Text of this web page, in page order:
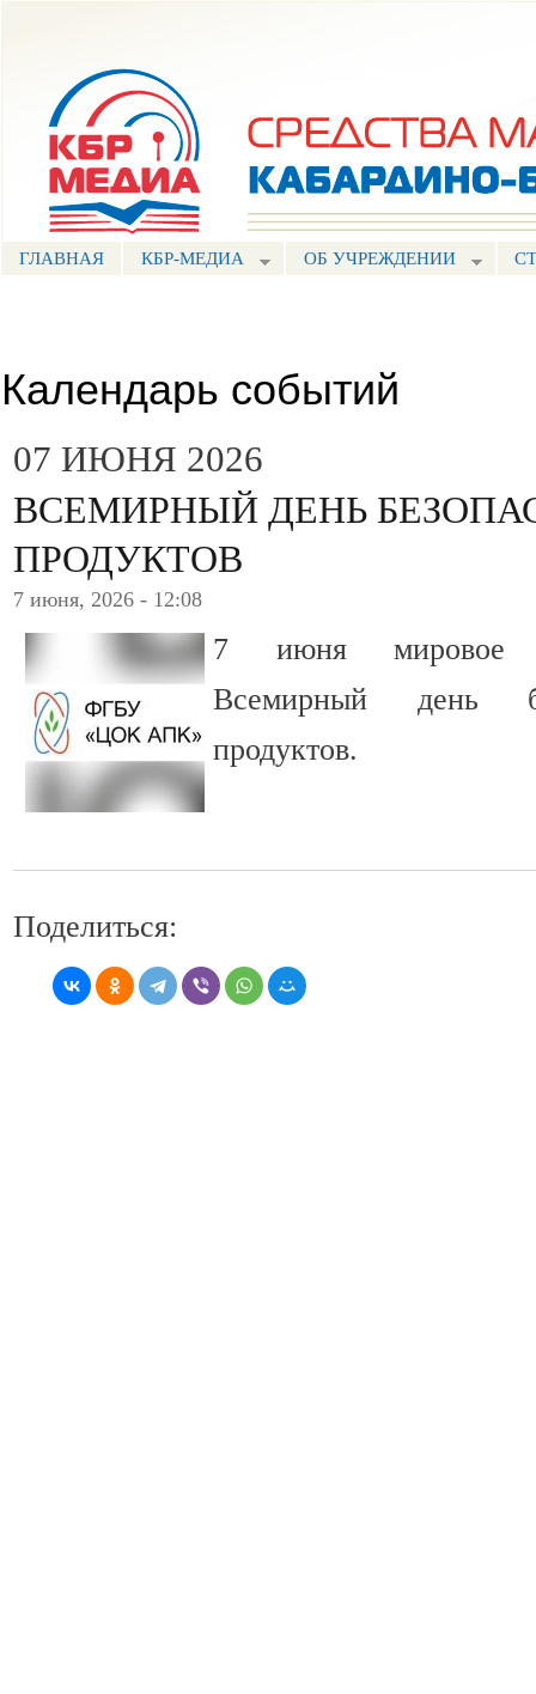
ГЛАВНАЯ КБР-МЕДИА ОБ УЧРЕЖДЕНИИ
Календарь событий
07 ИЮНЯ 2026
ВСЕМИРНЫЙ ДЕНЬ
ПРОДУКТОВ
7 июня, 2026 - 12:08
7 июня мировое
Всемирный день
продуктов.
Поделиться: